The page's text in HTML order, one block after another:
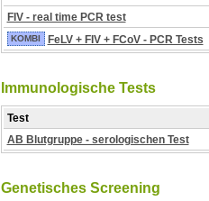
FIV - real time PCR test
KOMBI FeLV + FIV + FCoV - PCR Tests
Immunologische Tests
Test
AB Blutgruppe - serologischen Test
Genetisches Screening